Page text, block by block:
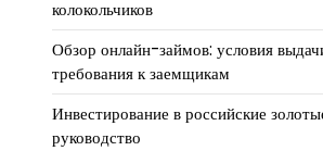
колокольчиков
Обзор онлайн-займов: условия
требования к заемщикам
Инвестирование в российские
руководство